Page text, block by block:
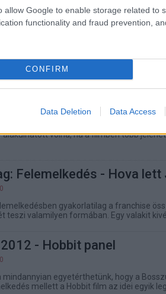
allow Google to enable storage related to
functionality and fraud prevention,
CONFIRM
Data Deletion Data Access
körútján újságírók megkérdezték
Felemelkedés - Bane
alakulhatott volna, ha a filmben több
Felemelkedés - Hova lett
gyakorlatilag a franchise
teszi valamilyen formában. Egy valakit
- Hobbit panel
egyetérthetünk, hogy a
mellett a Hobbit film az idei egyik